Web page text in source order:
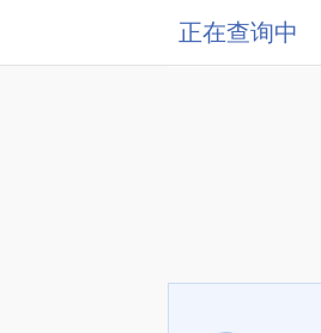
正在查询中